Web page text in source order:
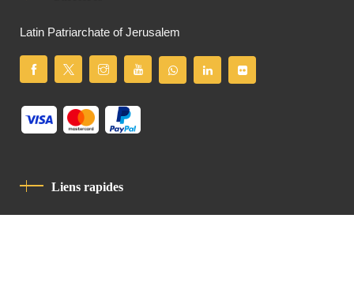
Latin Patriarchate of Jerusalem
Liens rapides